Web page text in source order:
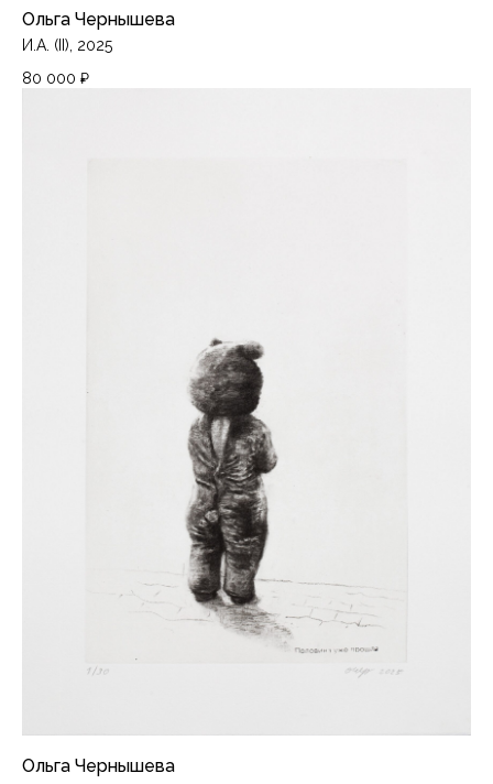
Ольга Чернышева
И.А. (II), 2025
80 000 ₽
Ольга Чернышева